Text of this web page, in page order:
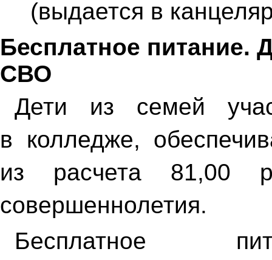
(выдается в
Бесплатное питание.
СВО
Дети из семей
в колледже,
из расчета 81,00
совершеннолетия.
Бесплатное